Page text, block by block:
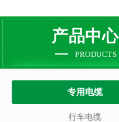
产品中心
PRODUCTS
专用电缆
行车电缆